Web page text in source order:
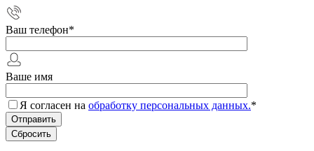
Ваш телефон*
Ваше имя
Я согласен на обработку персональных данных.*